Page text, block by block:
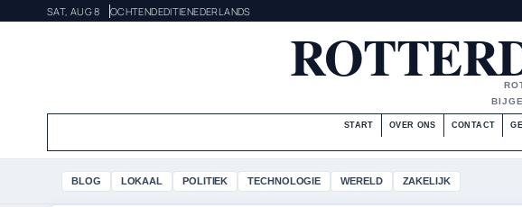
SAT, AUG 8 OCHTENDEDITIENEDERLANDS
START OVER ONS CONTACT
BLOG LOKAAL POLITIEK TECHNOLOGIE WERELD ZAKELIJK